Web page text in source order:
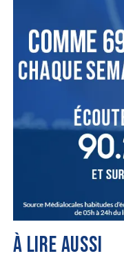
À LIRE AUSSI